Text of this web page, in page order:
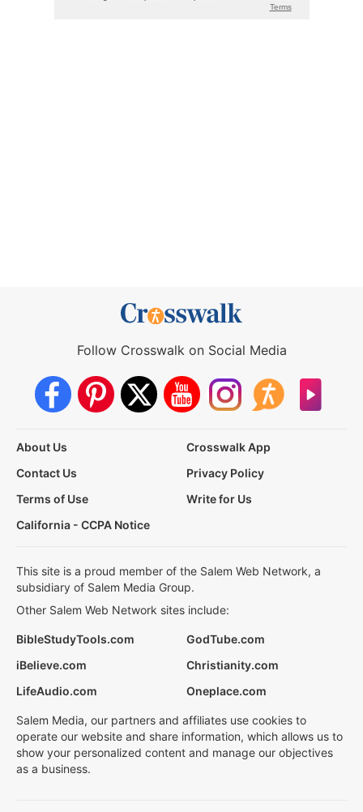
Follow Crosswalk on Social Media
About Us
Crosswalk App
Contact Us
Privacy Policy
Terms of Use
Write for Us
California - CCPA Notice
This site is a proud member of the Salem Web Network, a
subsidiary of Salem Media Group.
Other Salem Web Network sites include:
BibleStudyTools.com
GodTube.com
iBelieve.com
Christianity.com
LifeAudio.com
Oneplace.com
Salem Media, our partners and affiliates use cookies to
operate our website and share information, which allows us to
show your personalized content and manage our objectives
as a business.